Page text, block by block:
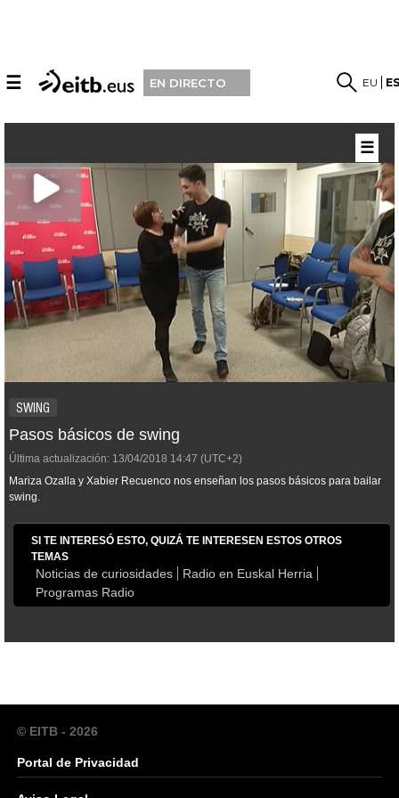
☰ EN DIRECTO EU
SWING
Pasos básicos de swing
Última actualización: 13/04/2018 14:47 (UTC+2)
Mariza Ozalla y Xabier Recuenco nos enseñan los pasos básicos para bailar
swing.
SI TE INTERESÓ ESTO, QUIZÁ TE INTERESEN ESTOS OTROS
TEMAS
Noticias de curiosidades
Radio en Euskal Herria
Programas Radio
☰
© EITB - 2026
Portal de Privacidad